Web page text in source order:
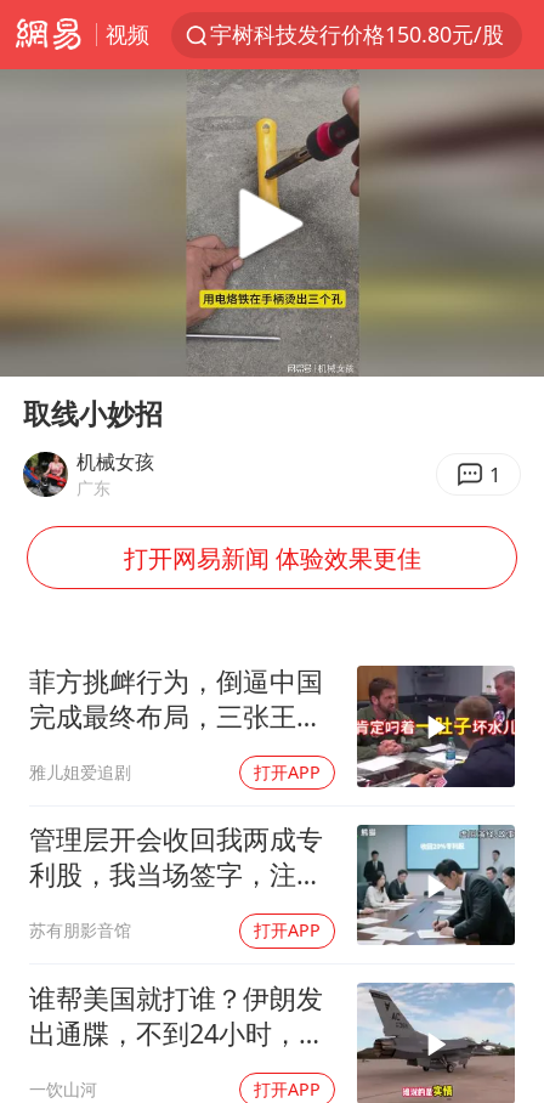
视频
宇树科技发行价格150.80元/股
看守所辅警收受10万获刑1年
U17国足1分钟轰2球
“China Cool”成海外热词
房主任回应争议
把党建设得更加坚强有力
五粮液渠道价一箱上涨近百元
贵州轮胎子公司获美国退税8136万
CIA被曝已秘密设立古巴工作组
奋进开新局 实干挑大梁
Play
取线小妙招
机械女孩
广东 1
打开网易新闻 体验效果更佳
菲方挑衅行为，倒逼中国
完成最终布局，三张王牌
雅儿姐爱追剧 打开APP
管理层开会收回我两成专
利股，我当场签字，注销
核心技术授权，全员慌了
苏有朋影音馆 打开APP
谁帮美国就打谁？伊朗发
出通牒，不到24小时，特
一饮山河 打开APP